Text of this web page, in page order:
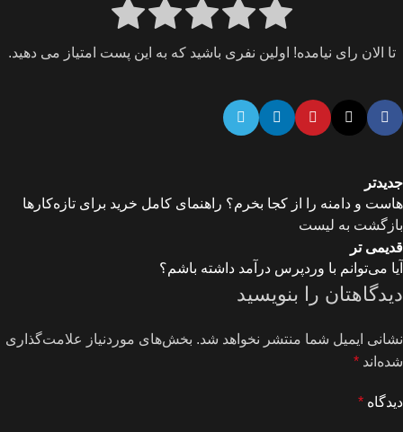
تا الان رای نیامده! اولین نفری باشید که به این پست امتیاز می دهید.
جدیدتر
هاست و دامنه را از کجا بخرم؟ راهنمای کامل خرید برای تازه‌کارها
بازگشت به لیست
قدیمی تر
آیا می‌توانم با وردپرس درآمد داشته باشم؟
دیدگاهتان را بنویسید
نشانی ایمیل شما منتشر نخواهد شد. بخش‌های موردنیاز علامت‌گذاری
شده‌اند *
دیدگاه *